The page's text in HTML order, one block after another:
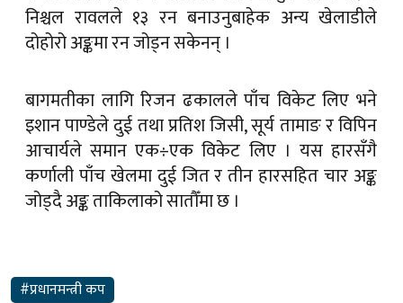
निश्चल रावलले १३ रन बनाउनुबाहेक अन्य खेलाडीले
दोहोरो अङ्कमा रन जोड्न सकेनन् ।
बागमतीका लागि रिजन ढकालले पाँच विकेट लिए भने
इशान पाण्डेले दुई तथा प्रतिश जिसी, सूर्य तामाङ र विपिन
आचार्यले समान एक÷एक विकेट लिए । यस हारसँगै
कर्णाली पाँच खेलमा दुई जित र तीन हारसहित चार अङ्क
जोड्दै अङ्क ताकिलाको सातौँमा छ ।
#प्रधानमन्त्री कप